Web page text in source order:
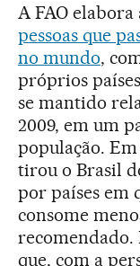
A FAO
pessoas que
no mundo,
próprios
se mantido
2009, em um
população.
tirou o Brasil
por países em
consome
recomendado.
que, com a